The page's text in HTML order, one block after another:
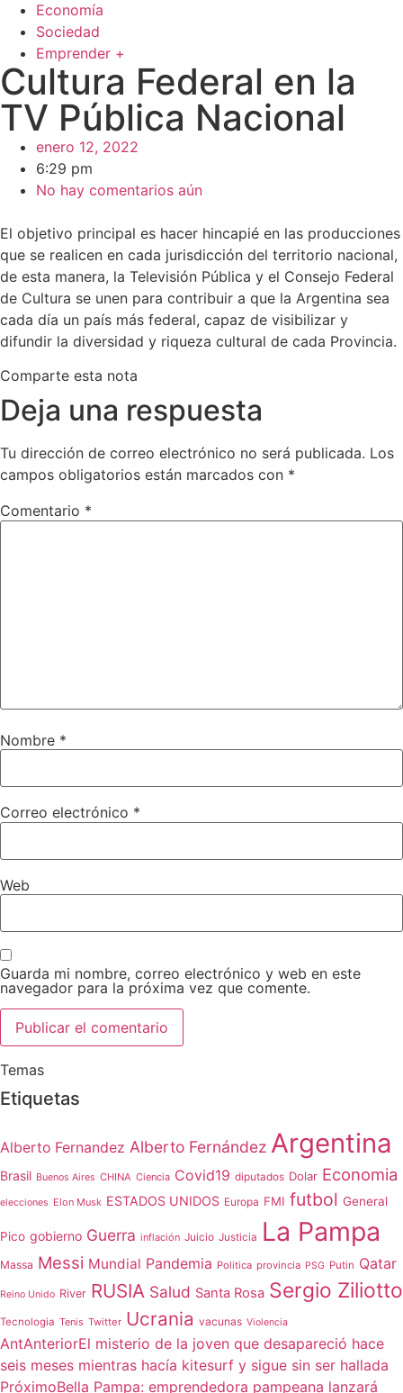
Economía
Sociedad
Emprender +
Cultura Federal en la
TV Pública Nacional
enero 12, 2022
6:29 pm
No hay comentarios aún
El objetivo principal es hacer hincapié en las producciones
que se realicen en cada jurisdicción del territorio nacional,
de esta manera, la Televisión Pública y el Consejo Federal
de Cultura se unen para contribuir a que la Argentina sea
cada día un país más federal, capaz de visibilizar y
difundir la diversidad y riqueza cultural de cada Provincia.
Comparte esta nota
Deja una respuesta
Tu dirección de correo electrónico no será publicada. Los
campos obligatorios están marcados con *
Comentario *
Nombre *
Correo electrónico *
Web
Guarda mi nombre, correo electrónico y web en este
navegador para la próxima vez que comente.
Temas
Etiquetas
Alberto Fernandez Alberto Fernández Argentina
Brasil Buenos Aires CHINA Ciencia Covid19 diputados Dolar Economia
elecciones Elon Musk ESTADOS UNIDOS Europa FMI futbol General
Pico gobierno Guerra inflación Juicio Justicia La Pampa
Massa Messi Mundial Pandemia Politica provincia PSG Putin Qatar
Reino Unido River RUSIA Salud Santa Rosa Sergio Ziliotto
Tecnologia Tenis Twitter Ucrania vacunas Violencia
AntAnteriorEl misterio de la joven que desapareció hace
seis meses mientras hacía kitesurf y sigue sin ser hallada
PróximoBella Pampa: emprendedora pampeana lanzará